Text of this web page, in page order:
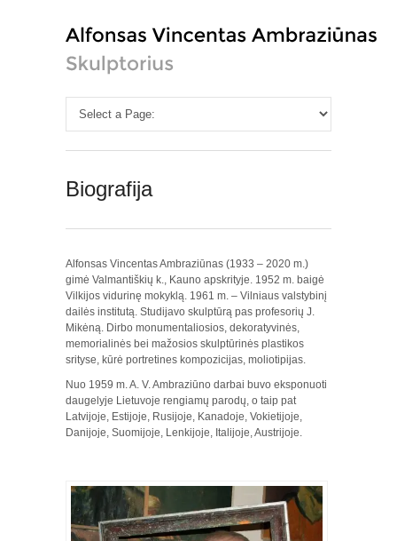
Biografija
Alfonsas Vincentas Ambraziūnas (1933 – 2020 m.)
gimė Valmantiškių k., Kauno apskrityje. 1952 m. baigė
Vilkijos vidurinę mokyklą. 1961 m. – Vilniaus valstybinį
dailės institutą. Studijavo skulptūrą pas profesorių J.
Mikėną. Dirbo monumentaliosios, dekoratyvinės,
memorialinės bei mažosios skulptūrinės plastikos
srityse, kūrė portretines kompozicijas, moliotipijas.
Nuo 1959 m. A. V. Ambraziūno darbai buvo eksponuoti
daugelyje Lietuvoje rengiamų parodų, o taip pat
Latvijoje, Estijoje, Rusijoje, Kanadoje, Vokietijoje,
Danijoje, Suomijoje, Lenkijoje, Italijoje, Austrijoje.